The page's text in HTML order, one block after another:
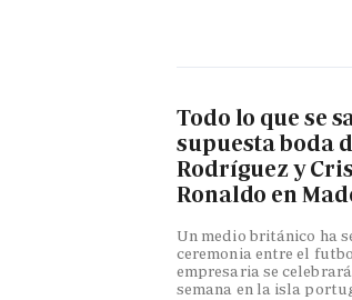
Todo lo que se
supuesta boda
Rodríguez y
Ronaldo en
Un medio británico ha
ceremonia entre el
empresaria se
semana en la isla